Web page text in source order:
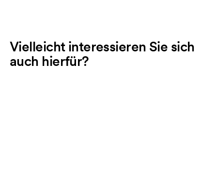
Vielleicht interessieren Sie sich
auch hierfür?